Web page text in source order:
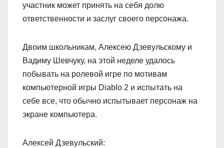
участник может принять на себя долю
ответственности и заслуг своего персонажа.
Двоим школьникам, Алексею Дзевульскому и
Вадиму Шевчуку, на этой неделе удалось
побывать на ролевой игре по мотивам
компьютерной игры Diablo 2 и испытать на
себе все, что обычно испытывает персонаж на
экране компьютера.
Алексей Дзевульский: